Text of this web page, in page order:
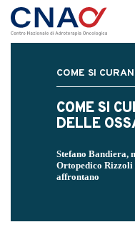
COME SI
COME SI
DELLE
Stefano Bandiera,
Ortopedico Rizzoli
affrontano